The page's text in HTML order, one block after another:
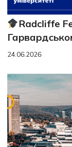
Radcliffe
24.06.2026